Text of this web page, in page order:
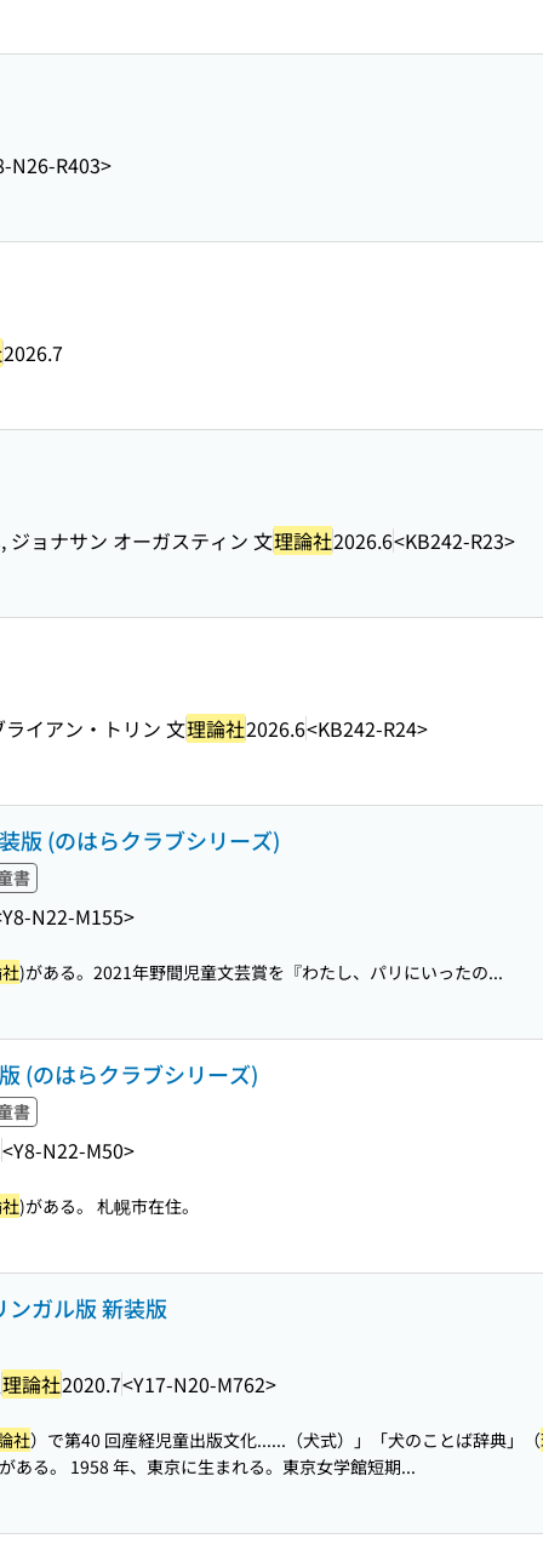
N26-R403>
2026.7
ジョナサン オーガスティン 文理論社2026.6<KB242-R23>
イアン・トリン 文理論社2026.6<KB242-R24>
版 (のはらクラブシリーズ)
書
N22-M155>
)がある。2021年野間児童文芸賞を『わたし、パリにいったの...
(のはらクラブシリーズ)
書
<Y8-N22-M50>
)がある。 札幌市在住。
ガル版 新装版
理論社2020.7<Y17-N20-M762>
社）で第40 回産経児童出版文化......（犬式）」「犬のことば辞典」（
ある。 1958 年、東京に生まれる。東京女学館短期...